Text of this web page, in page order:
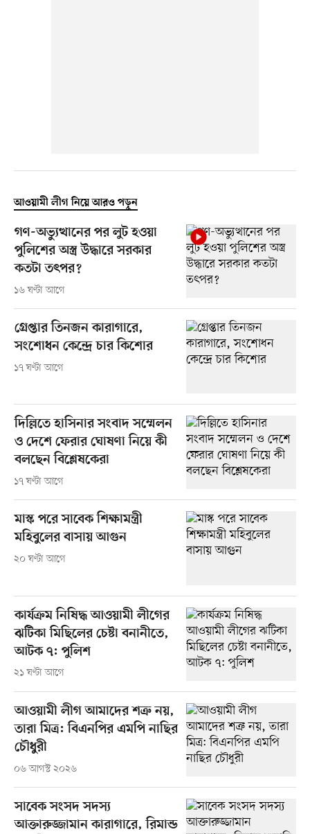
আওয়ামী লীগ নিয়ে আরও পড়ুন
গণ-অভ্যুত্থানের পর লুট হওয়া
পুলিশের অস্ত্র উদ্ধারে সরকার
কতটা তৎপর?
১৬ ঘণ্টা আগে
গ্রেপ্তার তিনজন কারাগারে,
সংশোধন কেন্দ্রে চার কিশোর
১৭ ঘণ্টা আগে
দিল্লিতে হাসিনার সংবাদ সম্মেলন
ও দেশে ফেরার ঘোষণা নিয়ে কী
বলছেন বিশ্লেষকেরা
১৭ ঘণ্টা আগে
মাস্ক পরে সাবেক শিক্ষামন্ত্রী
মহিবুলের বাসায় আগুন
২০ ঘণ্টা আগে
কার্যক্রম নিষিদ্ধ আওয়ামী লীগের
ঝটিকা মিছিলের চেষ্টা বনানীতে,
আটক ৭: পুলিশ
২১ ঘণ্টা আগে
আওয়ামী লীগ আমাদের শত্রু নয়,
তারা মিত্র: বিএনপির এমপি নাছির
চৌধুরী
০৬ আগস্ট ২০২৬
সাবেক সংসদ সদস্য
আক্তারুজ্জামান কারাগারে, রিমান্ড